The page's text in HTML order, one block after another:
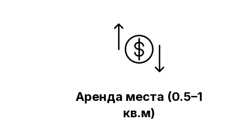
Аренда места (0.5–1
кв.м)